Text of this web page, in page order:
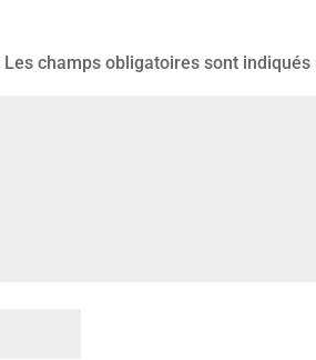
Les champs obligatoires sont